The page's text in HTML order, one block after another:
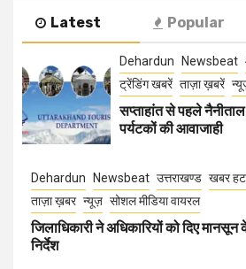
Latest Popular
Dehardun Newsbeat
ट्रेंडिंग खबरें ताज़ा ख़बरें
सप्ताहांत से पहले
पर्यटकों की आवाजाही
Dehardun Newsbeat उत्तराखण्ड खबर
ताज़ा ख़बर न्यूज़ सोशल मीडिया वायरल
जिलाधिकारी ने अधिकारियों को दिए
निर्देश